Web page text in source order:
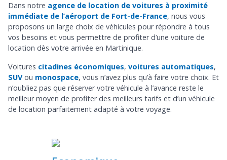
Dans notre agence de location de voitures à proximité
immédiate de l’aéroport de Fort-de-France, nous vous
proposons un large choix de véhicules pour répondre à tous
vos besoins et vous permettre de profiter d’une voiture de
location dès votre arrivée en Martinique.
Voitures citadines économiques, voitures automatiques,
SUVou monospace, vous n’avez plus qu’à faire votre choix. Et
n’oubliez pas que réserver votre véhicule à l’avance reste le
meilleur moyen de profiter des meilleurs tarifs et d’un véhicule
de location parfaitement adapté à votre voyage.